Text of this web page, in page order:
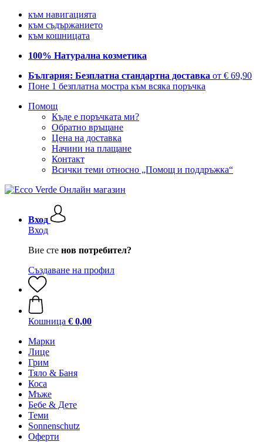
към навигацията
към съдържанието
към кошницата
100% Натурална козметика
България: Безплатна стандартна доставка от € 69,90
Поне 1 безплатна мостра към всяка поръчка
Помощ
Къде е поръчката ми?
Обратно връщане
Цена на доставка
Начини на плащане
Контакт
Всички теми относно „Помощ и поддръжка“
Вход
Вход
Вие сте нов потребител?
Създаване на профил
Кошница € 0,00
Марки
Лице
Грим
Тяло & Баня
Коса
Мъже
Бебе & Дете
Теми
Sonnenschutz
Оферти